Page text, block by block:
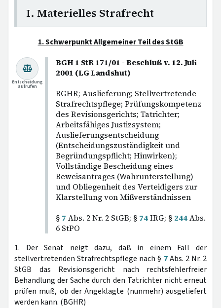
I. Materielles Strafrecht
1. Schwerpunkt Allgemeiner Teil des StGB
BGH 1 StR 171/01 - Beschluß v. 12. Juli
2001 (LG Landshut)
BGHR; Auslieferung; Stellvertretende
Strafrechtspflege; Prüfungskompetenz
des Revisionsgerichts; Tatrichter;
Arbeitsfähiges Justizsystem;
Auslieferungsentscheidung
(Entscheidungszuständigkeit und
Begründungspflicht; Hinwirken);
Vollständige Bescheidung eines
Beweisantrages (Wahrunterstellung)
und Obliegenheit des Verteidigers zur
Klarstellung von Mißverständnissen
§ 7 Abs. 2 Nr. 2 StGB; § 74IRG; § 244Abs.
6 StPO
Entscheidung
aufrufen
1. Der Senat neigt dazu, daß in einem Fall der
stellvertretenden Strafrechtspflege nach § 7Abs. 2 Nr. 2
StGB das Revisionsgericht nach rechtsfehlerfreier
Behandlung der Sache durch den Tatrichter nicht erneut
prüfen muß, ob der Angeklagte (nunmehr) ausgeliefert
werden kann. (BGHR)